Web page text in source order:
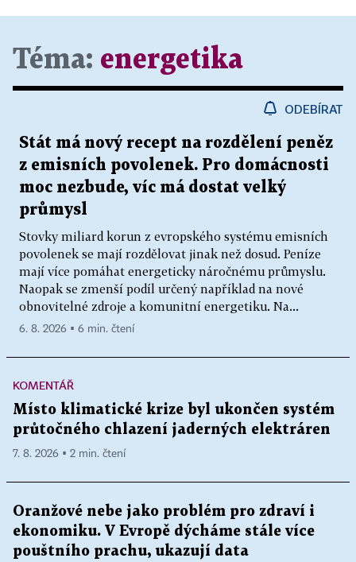
Téma: energetika
ODEBÍRAT
Stát má nový recept na rozdělení peněz
z emisních povolenek. Pro domácnosti
moc nezbude, víc má dostat velký
průmysl
Stovky miliard korun z evropského systému emisních
povolenek se mají rozdělovat jinak než dosud. Peníze
mají více pomáhat energeticky náročnému průmyslu.
Naopak se zmenší podíl určený například na nové
obnovitelné zdroje a komunitní energetiku. Na...
6. 8. 2026 ▪ 6 min. čtení
KOMENTÁŘ
Místo klimatické krize byl ukončen systém
průtočného chlazení jaderných elektráren
7. 8. 2026 ▪ 2 min. čtení
Oranžové nebe jako problém pro zdraví i
ekonomiku. V Evropě dýcháme stále více
pouštního prachu, ukazují data